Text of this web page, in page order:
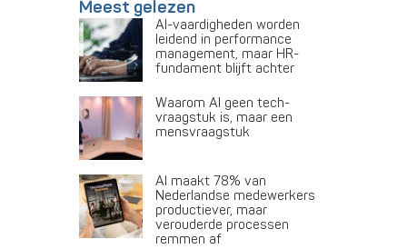
Meest gelezen
AI-vaardigheden worden
leidend in performance
management, maar HR-
fundament blijft achter
Waarom AI geen tech-
vraagstuk is, maar een
mensvraagstuk
AI maakt 78% van
Nederlandse medewerkers
productiever, maar
verouderde processen
remmen af